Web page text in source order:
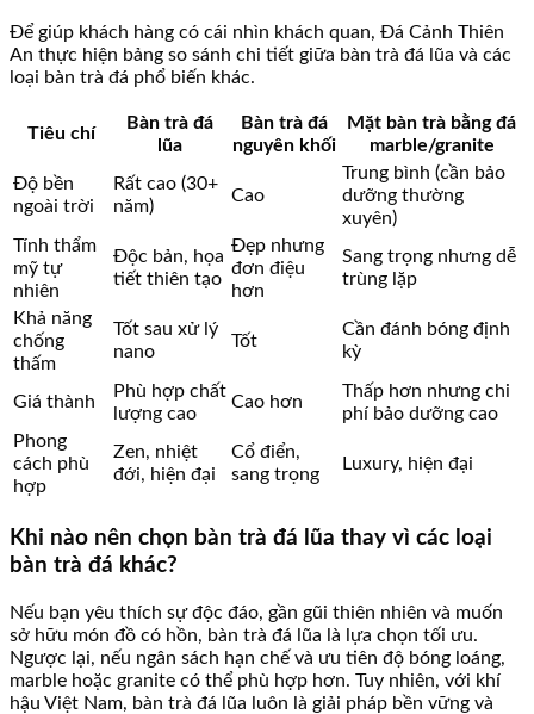
Để giúp khách hàng có cái nhìn khách quan, Đá Cảnh Thiên
An thực hiện bảng so sánh chi tiết giữa bàn trà đá lũa và các
loại bàn trà đá phổ biến khác.
Tiêu chí
Bàn trà đá
lũa
Bàn trà đá
nguyên khối
Mặt bàn trà bằng đá
marble/granite
Độ bền
ngoài trời
Rất cao (30+
năm)
Cao
Trung bình (cần bảo
dưỡng thường
xuyên)
Tính thẩm
mỹ tự
nhiên
Độc bản, họa
tiết thiên tạo
Đẹp nhưng
đơn điệu
hơn
Sang trọng nhưng dễ
trùng lặp
Khả năng
chống
thấm
Tốt sau xử lý
nano
Tốt
Cần đánh bóng định
kỳ
Giá thành
Phù hợp chất
lượng cao
Cao hơn
Thấp hơn nhưng chi
phí bảo dưỡng cao
Phong
cách phù
hợp
Zen, nhiệt
đới, hiện đại
Cổ điển,
sang trọng
Luxury, hiện đại
Khi nào nên chọn bàn trà đá lũa thay vì các loại
bàn trà đá khác?
Nếu bạn yêu thích sự độc đáo, gần gũi thiên nhiên và muốn
sở hữu món đồ có hồn, bàn trà đá lũa là lựa chọn tối ưu.
Ngược lại, nếu ngân sách hạn chế và ưu tiên độ bóng loáng,
marble hoặc granite có thể phù hợp hơn. Tuy nhiên, với khí
hậu Việt Nam, bàn trà đá lũa luôn là giải pháp bền vững và